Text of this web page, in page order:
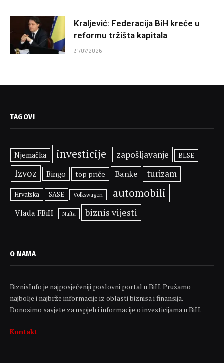
Kraljević: Federacija BiH kreće u
reformu tržišta kapitala
31/07/2026
TAGOVI
Njemačka investicije zapošljavanje BLSE
Izvoz Bingo top priče Banke turizam
Hrvatska SASE Volkswagen automobili
Vlada FBiH Nafta biznis vijesti
O NAMA
BiznisInfo je najposjećeniji poslovni portal u BiH. Pružamo
najbolje i najbrže informacije iz oblasti biznisa i finansija.
Donosimo savjete za uspjeh i informacije o investicijama u BiH.
Kontakt